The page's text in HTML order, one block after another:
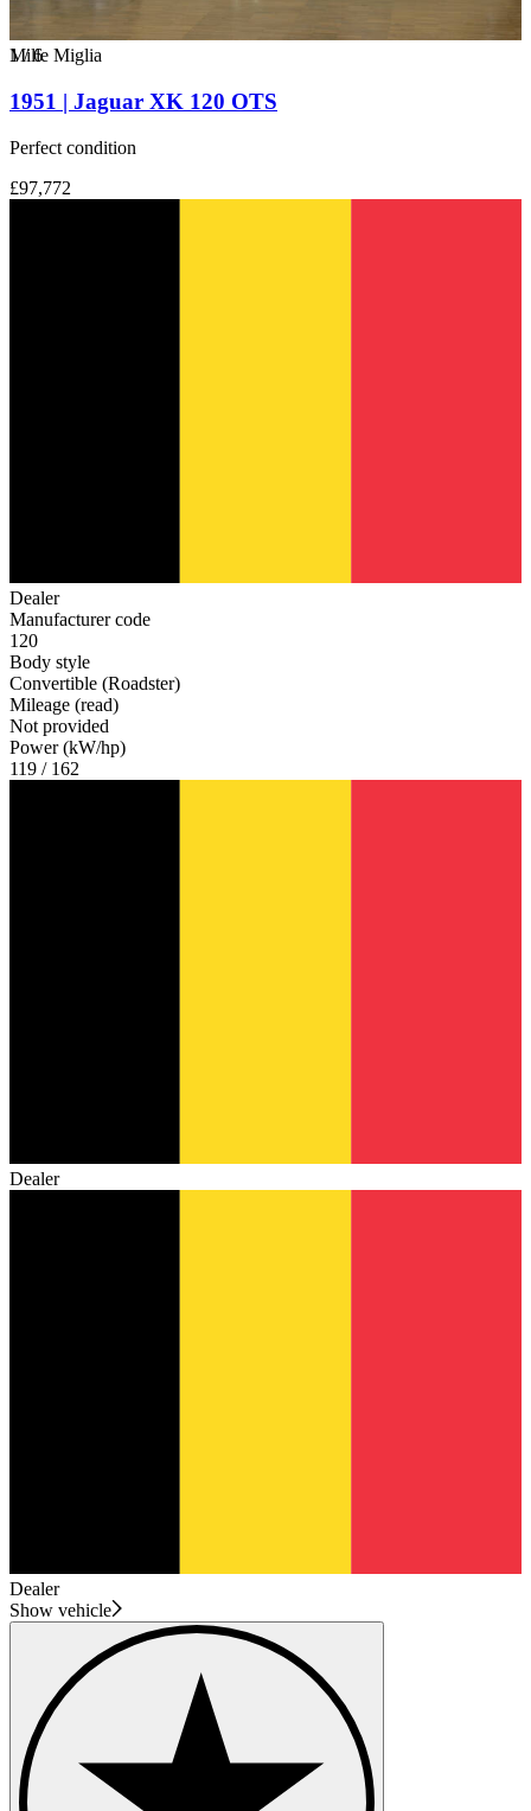
1/6
Mille Miglia
1951 | Jaguar XK 120 OTS
Perfect condition
£97,772
Dealer
Manufacturer code
120
Body style
Convertible (Roadster)
Mileage (read)
Not provided
Power (kW/hp)
119 / 162
Dealer
Dealer
Show vehicle